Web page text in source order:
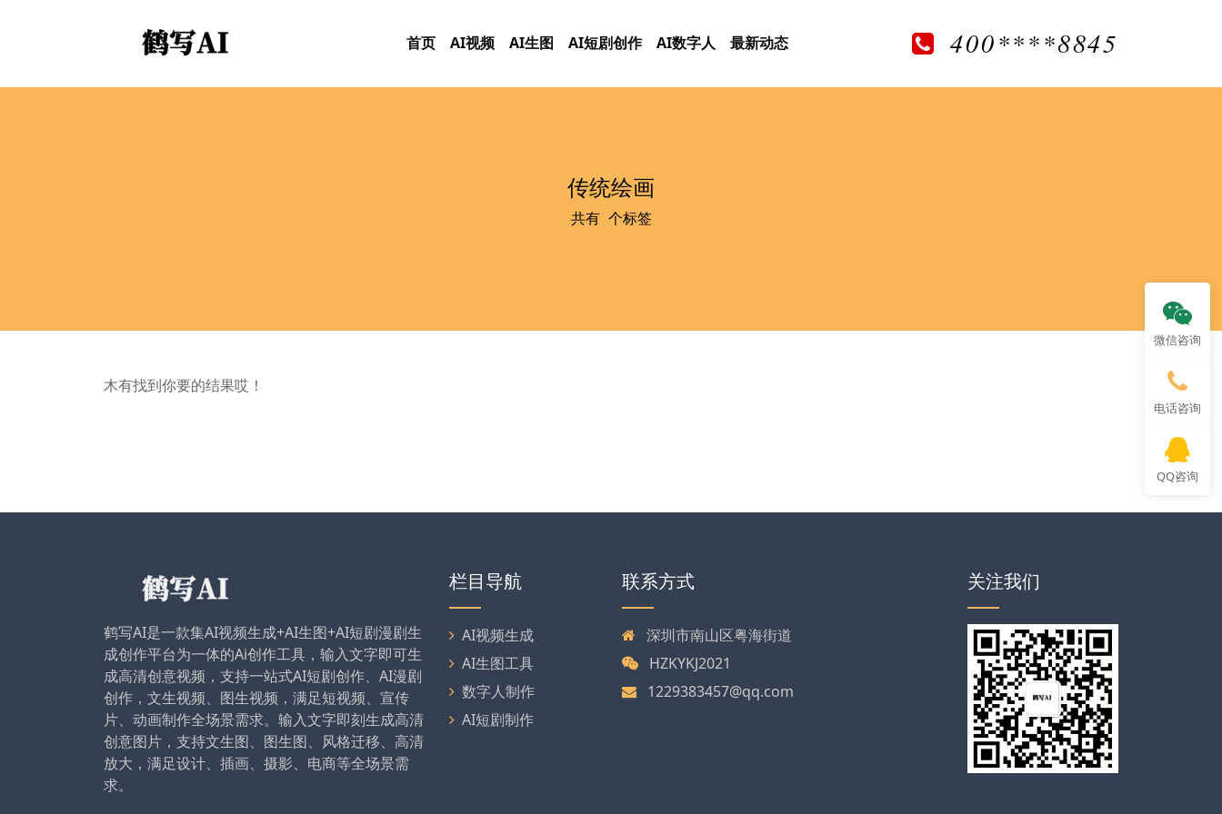
首页 AI视频 AI生图 AI短剧创作 AI数字人 最新动态 400****8845
传统绘画
共有0 个标签
木有找到你要的结果哎！
鹤写AI是一款集AI视频生成+AI生图+AI短剧漫剧生
成创作平台为一体的Ai创作工具，输入文字即可生
成高清创意视频，支持一站式AI短剧创作、AI漫剧
创作，文生视频、图生视频，满足短视频、宣传
片、动画制作全场景需求。输入文字即刻生成高清
创意图片，支持文生图、图生图、风格迁移、高清
放大，满足设计、插画、摄影、电商等全场景需
求。
栏目导航
AI视频生成
AI生图工具
数字人制作
AI短剧制作
联系方式
深圳市南山区粤海街道
HZKYKJ2021
1229383457@qq.com
关注我们
微信咨询
电话咨询
QQ咨询